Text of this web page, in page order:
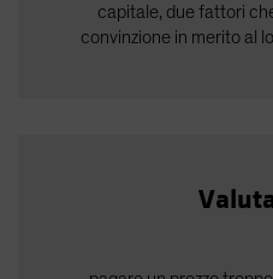
capitale, due fattori
convinzione in merito al